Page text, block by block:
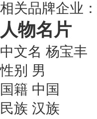
相关品牌企业：
人物名片
中文名 杨宝丰
性别 男
国籍 中国
民族 汉族